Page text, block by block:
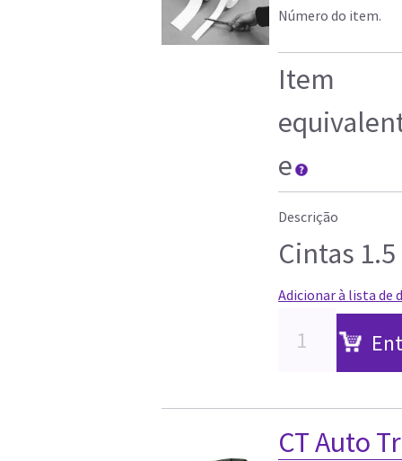
Número do item.
Item
e
Descrição
Cintas
Adicionar à lista de
CT Auto